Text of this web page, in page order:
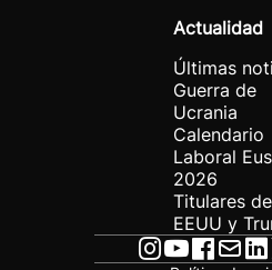
Actualidad
Últimas
Guerra de
Ucrania
Calendario
Laboral
2026
Titulares
EEUU y